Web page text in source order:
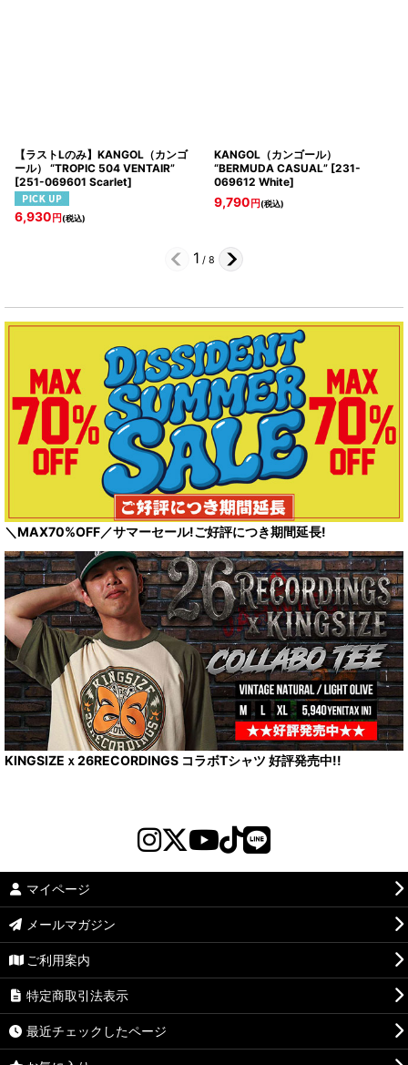
【ラストLのみ】KANGOL（カンゴ
ール） “TROPIC 504 VENTAIR”
[251-069601 Scarlet]
6,930 円(税込)
KANGOL（カンゴール）
“BERMUDA CASUAL” [231-
069612 White]
9,790 円(税込)
1 / 8
＼MAX70%OFF／サマーセール!ご好評につき期間延長!
KINGSIZEｘ26RECORDINGS コラボTシャツ 好評発売中!!
マイページ
メールマガジン
ご利用案内
特定商取引法表示
最近チェックしたページ